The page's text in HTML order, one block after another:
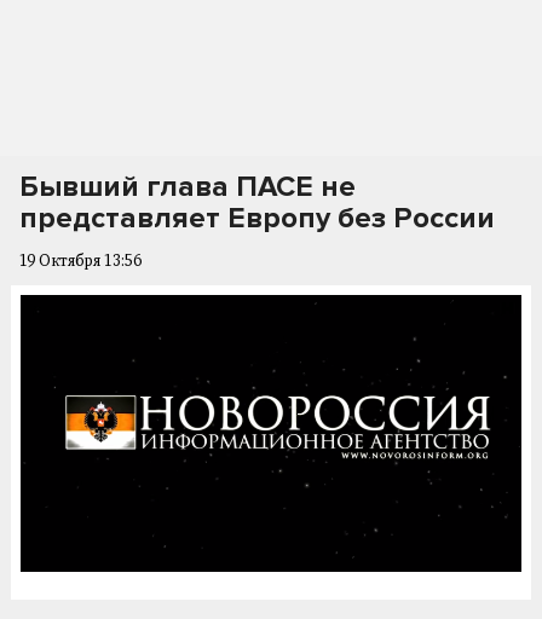
Бывший глава ПАСЕ не
представляет Европу без России
19 Октября 13:56